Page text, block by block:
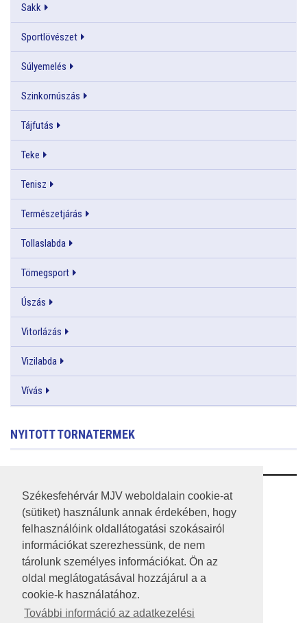
Székesfehérvár MJV weboldalain cookie-at
(sütiket) használunk annak érdekében, hogy
felhasználóink oldallátogatási szokásairól
információkat szerezhessünk, de nem
tárolunk személyes információkat. Ön az
oldal meglátogatásával hozzájárul a a
cookie-k használatához.
További információ az adatkezelési
Sakk
Sportlövészet
Súlyemelés
Szinkornúszás
Tájfutás
Teke
Tenisz
Természetjárás
Tollaslabda
Tömegsport
Úszás
Vitorlázás
Vizilabda
Vívás
NYITOTT TORNATERMEK
RSS
A HONLAP 2017.03.31-I ÁLLAPOTA
JOGI NYILATKOZAT
IMPRESSZUM